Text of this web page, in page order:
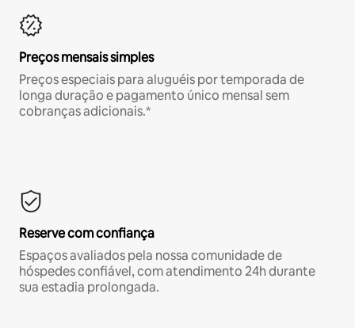
Preços mensais simples
Preços especiais para aluguéis por temporada de
longa duração e pagamento único mensal sem
cobranças adicionais.*
Reserve com confiança
Espaços avaliados pela nossa comunidade de
hóspedes confiável, com atendimento 24h durante
sua estadia prolongada.